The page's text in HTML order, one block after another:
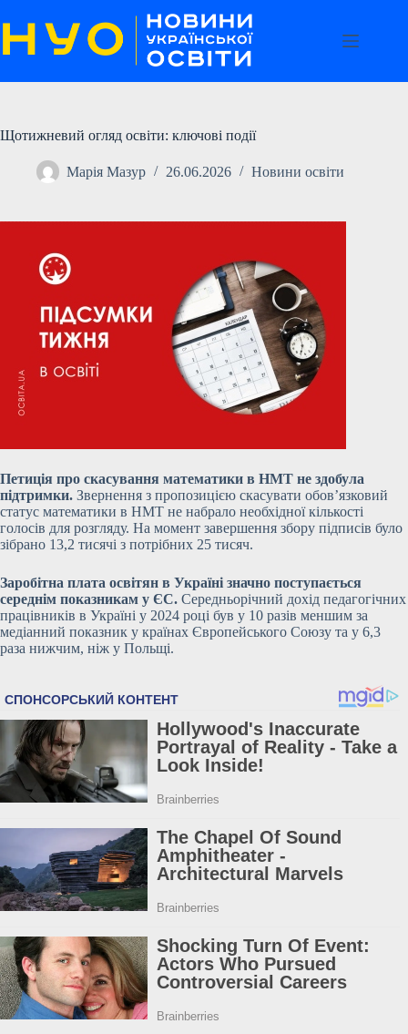
до
вмісту
Щотижневий огляд освіти: ключові події
Марія Мазур 26.06.2026 Новини освіти
Петиція про скасування математики в НМТ не здобула
підтримки. Звернення з пропозицією скасувати обов’язковий
статус математики в НМТ не набрало необхідної кількості
голосів для розгляду. На момент завершення збору підписів було
зібрано 13,2 тисячі з потрібних 25 тисяч.
Заробітна плата освітян в Україні значно поступається
середнім показникам у ЄС. Середньорічний дохід педагогічних
працівників в Україні у 2024 році був у 10 разів меншим за
медіанний показник у країнах Європейського Союзу та у 6,3
раза нижчим, ніж у Польщі.